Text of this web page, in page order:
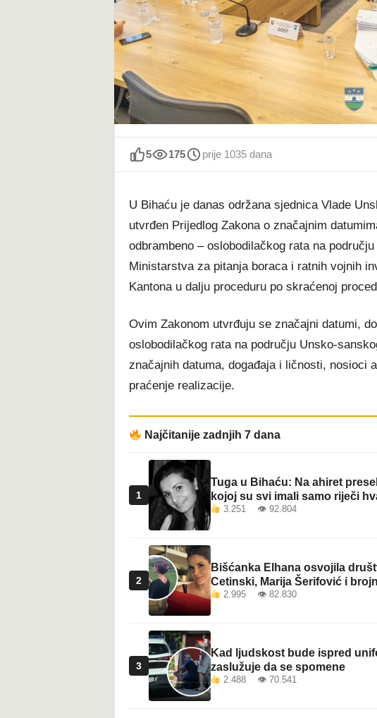
t
5 175 prije 1035 dana
U Bihaću je danas održana sjednica Vlade
utvrđen Prijedlog Zakona o značajnim
odbrambeno – oslobodilačkog rata na
Ministarstva za pitanja boraca i ratnih vojnih
Kantona u dalju proceduru po skraćenoj
Ovim Zakonom utvrđuju se značajni datumi,
oslobodilačkog rata na području Unsko-
značajnih datuma, događaja i ličnosti, nosioci
praćenje realizacije.
Najčitanije zadnjih 7 dana
1
Tuga u Bihaću: Na ahiret
kojoj su svi imali samo riječi
3.251 👁 92.804
2
Bišćanka Elhana osvojila
Cetinski, Marija Šerifović i
2.995 👁 82.830
3
Kad ljudskost bude ispred
zaslužuje da se spomene
2.488 👁 70.541